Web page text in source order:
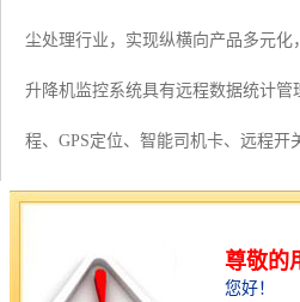
尘处理行业，实现纵横向产品多元化
升降机监控系统具有远程数据统计
程、GPS定位、智能司机卡、远程
内技术进、性能可靠、功能完善的施
据系统方案的总体设计，升降机监
封装成与远程平台协议约定的数据